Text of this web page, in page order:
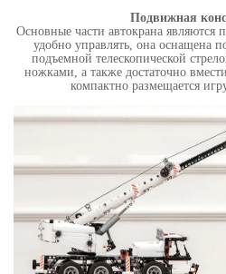
Подвижная
Основные части автокрана
удобно управлять, она оснащена
подъемной телескопической
ножками, а также достаточно
компактно размещается